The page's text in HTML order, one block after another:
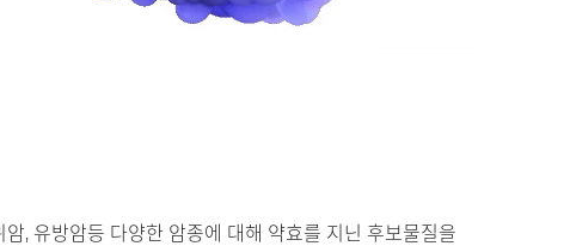
, 유방암등 다양한 암종에 대해 약효를 지닌 후보물질을